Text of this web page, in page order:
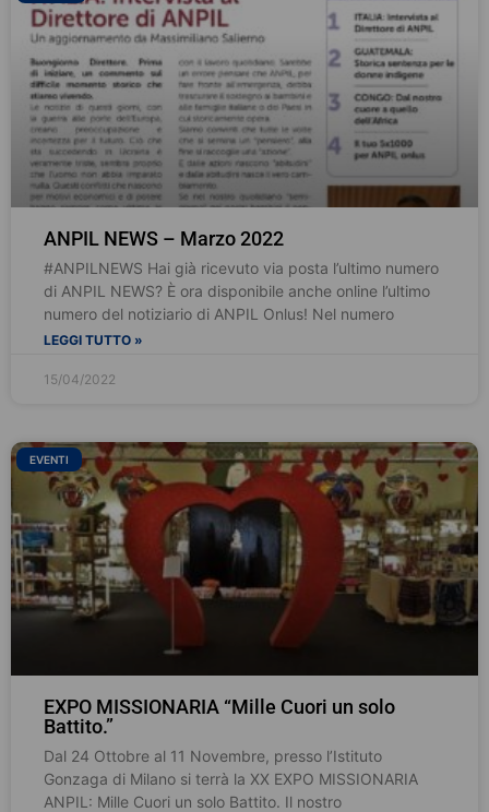
ANPIL NEWS – Marzo 2022
#ANPILNEWS Hai già ricevuto via posta l’ultimo numero
di ANPIL NEWS? È ora disponibile anche online l’ultimo
numero del notiziario di ANPIL Onlus! Nel numero
LEGGI TUTTO »
15/04/2022
EVENTI
EXPO MISSIONARIA “Mille Cuori un solo
Battito.”
Dal 24 Ottobre al 11 Novembre, presso l’Istituto
Gonzaga di Milano si terrà la XX EXPO MISSIONARIA
ANPIL: Mille Cuori un solo Battito. Il nostro